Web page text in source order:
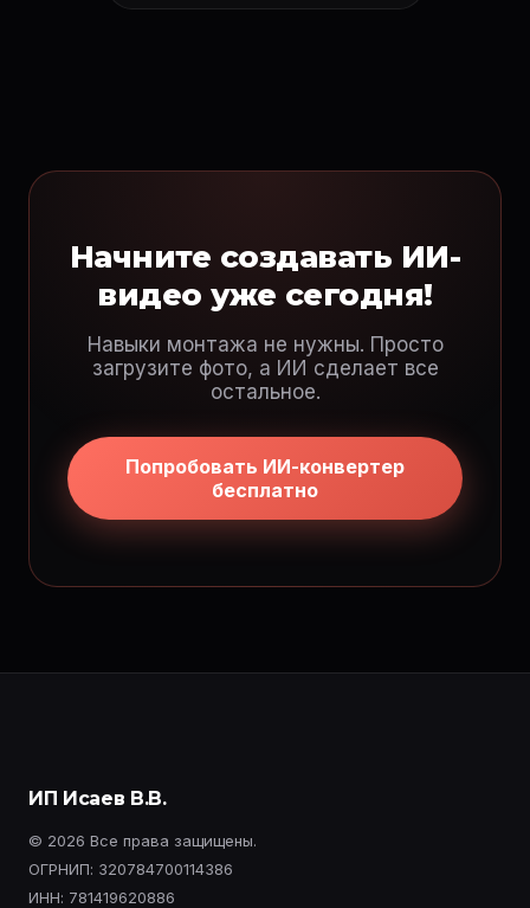
Начните создавать ИИ-
видео уже сегодня!
Навыки монтажа не нужны. Просто
загрузите фото, а ИИ сделает все
остальное.
Попробовать ИИ-конвертер
бесплатно
ИП Исаев В.В.
© 2026 Все права защищены.
ОГРНИП: 320784700114386
ИНН: 781419620886